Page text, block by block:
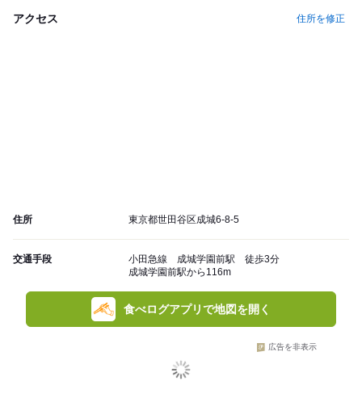
アクセス 住所を修正
住所 東京都世田谷区成城6-8-5
交通手段
小田急線 成城学園前駅 徒歩3分
成城学園前駅から116m
食べログアプリで地図を開く
広告を非表示